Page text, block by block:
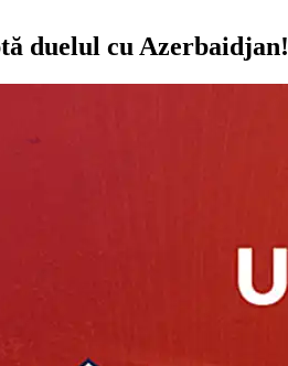
duelul cu Azerbaidjan!